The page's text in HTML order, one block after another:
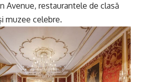
Avenue, restaurantele de clasă
muzee celebre.